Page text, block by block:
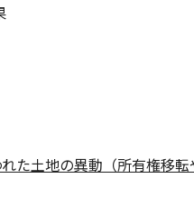
た土地の異動（所有権移